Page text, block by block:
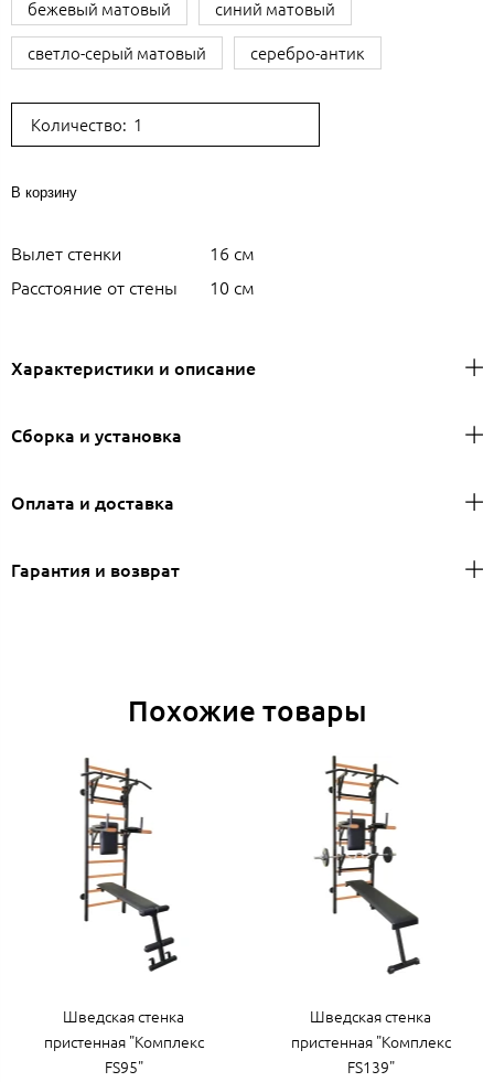
бежевый матовый
синий матовый
светло-серый матовый
серебро-антик
Количество:
В корзину
Вылет стенки
16 см
Расстояние от стены
10 см
Характеристики и описание
Сборка и установка
Оплата и доставка
Гарантия и возврат
Похожие товары
Шведская стенка
пристенная "Комплекс
FS95"
Шведская стенка
пристенная "Комплекс
FS139"